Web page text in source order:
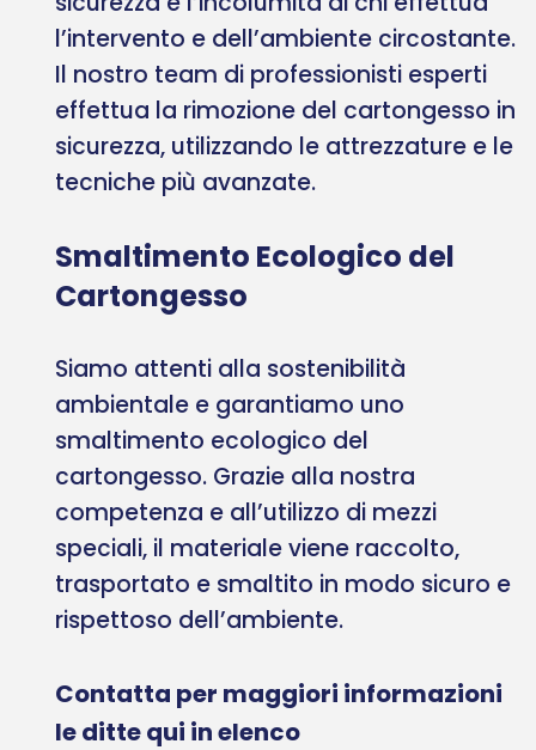
l’intervento e dell’ambiente circostante.
Il nostro team di professionisti esperti
effettua la rimozione del cartongesso in
sicurezza, utilizzando le attrezzature e le
tecniche più avanzate.
Smaltimento Ecologico del
Cartongesso
Siamo attenti alla sostenibilità
ambientale e garantiamo uno
smaltimento ecologico del
cartongesso. Grazie alla nostra
competenza e all’utilizzo di mezzi
speciali, il materiale viene raccolto,
trasportato e smaltito in modo sicuro e
rispettoso dell’ambiente.
Contatta per maggiori informazioni
le ditte qui in elenco